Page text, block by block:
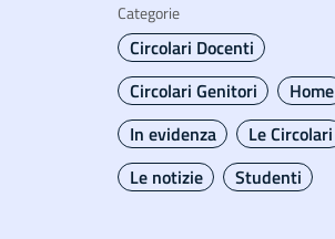
Categorie
Circolari Docenti
Circolari Genitori
Home
In evidenza
Le Circolari
Le notizie
Studenti